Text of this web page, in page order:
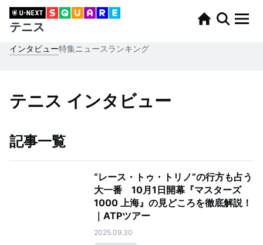
テニス
インタビュー特集ニュースランキング
テニス インタビュー
記事一覧
“レース・トゥ・トリノ”の行方も占う
大一番 10月1日開幕『マスターズ
1000 上海』の見どころを徹底解説！
｜ATPツアー
2025.09.30